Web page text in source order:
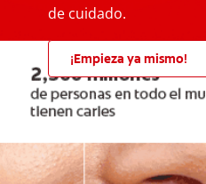
de cuidado.
¡Empieza ya mismo!